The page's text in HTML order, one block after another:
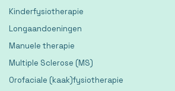
Kinderfysiotherapie
Longaandoeningen
Manuele therapie
Multiple Sclerose (MS)
Orofaciale (kaak)fysiotherapie